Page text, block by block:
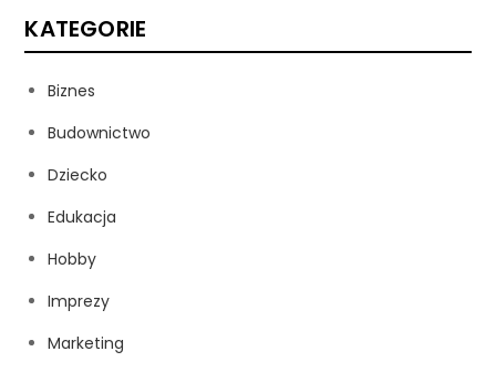
KATEGORIE
Biznes
Budownictwo
Dziecko
Edukacja
Hobby
Imprezy
Marketing